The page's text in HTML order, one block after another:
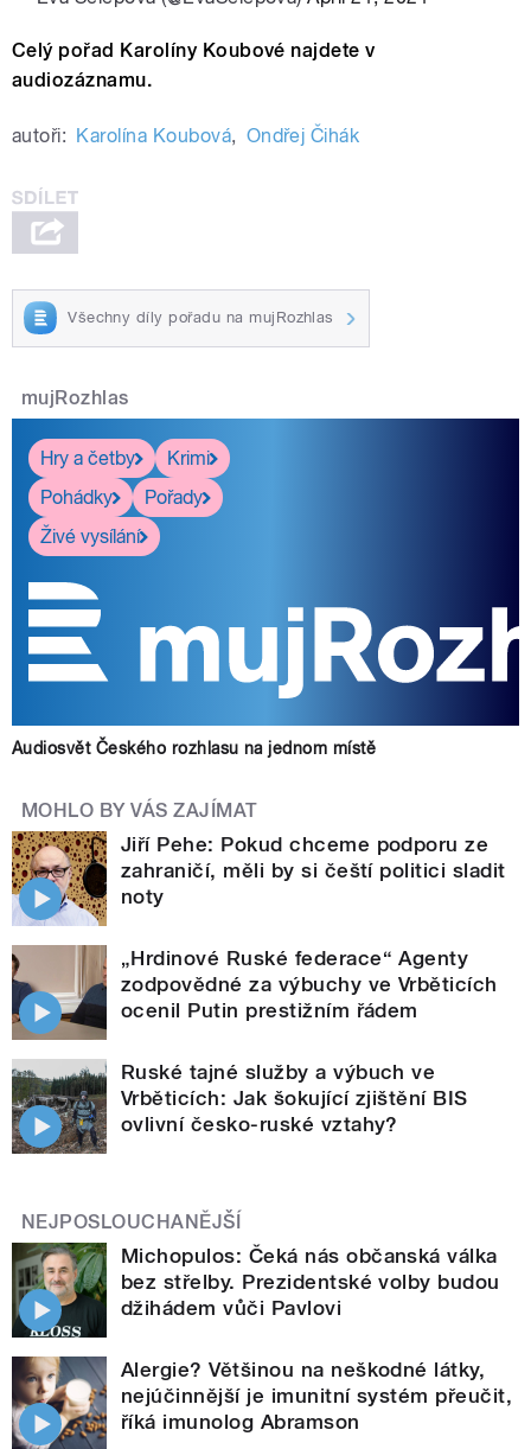
Celý pořad Karolíny Koubové najdete v
audiozáznamu.
autoři: Karolína Koubová, Ondřej Čihák
Všechny díly pořadu na mujRozhlas
mujRozhlas
Hry a četby
Krimi
Pohádky
Pořady
Živé vysílání
Audiosvět Českého rozhlasu na jednom místě
MOHLO BY VÁS ZAJÍMAT
Jiří Pehe: Pokud chceme podporu ze
zahraničí, měli by si čeští politici sladit
noty
„Hrdinové Ruské federace“ Agenty
zodpovědné za výbuchy ve Vrběticích
ocenil Putin prestižním řádem
Ruské tajné služby a výbuch ve
Vrběticích: Jak šokující zjištění BIS
ovlivní česko-ruské vztahy?
NEJPOSLOUCHANĚJŠÍ
Michopulos: Čeká nás občanská válka
bez střelby. Prezidentské volby budou
džihádem vůči Pavlovi
Alergie? Většinou na neškodné látky,
nejúčinnější je imunitní systém přeučit,
říká imunolog Abramson